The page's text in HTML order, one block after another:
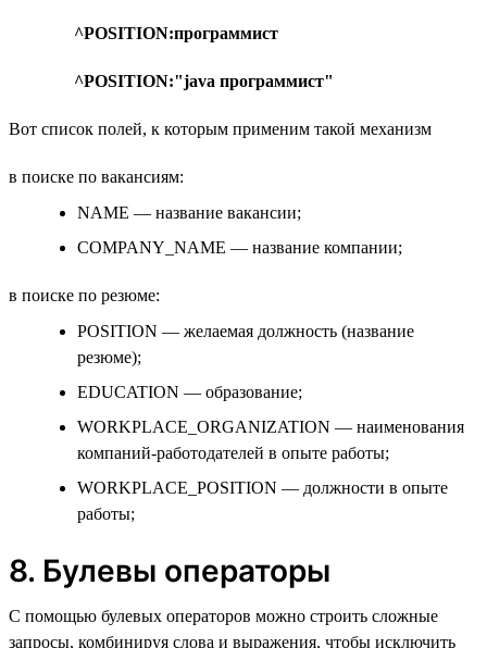
^POSITION:программист
^POSITION:"java программист"
Вот список полей, к которым применим такой механизм
в поиске по вакансиям:
NAME — название вакансии;
COMPANY_NAME — название компании;
в поиске по резюме:
POSITION — желаемая должность (название
резюме);
EDUCATION — образование;
WORKPLACE_ORGANIZATION — наименования
компаний-работодателей в опыте работы;
WORKPLACE_POSITION — должности в опыте
работы;
8. Булевы операторы
С помощью булевых операторов можно строить сложные
запросы, комбинируя слова и выражения, чтобы исключить